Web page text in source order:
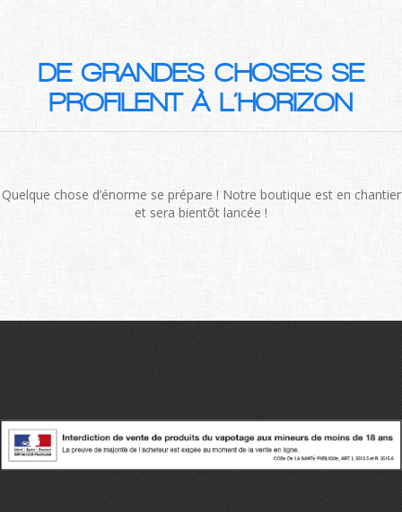
DE GRANDES CHOSES SE
PROFILENT À L’HORIZON
Quelque chose d’énorme se prépare ! Notre boutique est en chantier
et sera bientôt lancée !